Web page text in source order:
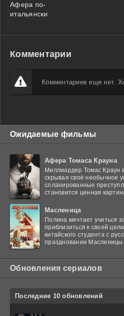
Афера по-
итальянски
Комментарии
Комментариев еще нет.
Ожидаемые фильмы
Афера Томаса Крауна
Миллиардер Томас Краун
скрывая своё необычное
спланированные
становится ценная
Масленица
Полина мечтает учиться
приблизиться к своей
китайского студента с
праздновании
Обновления сериалов
Последние 10 обновлений